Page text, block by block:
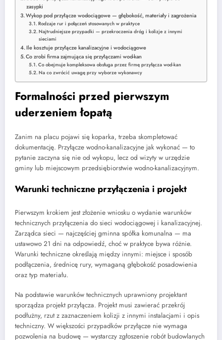
zasypki
Wykop pod przyłącze wodociągowe — głębokość, materiały i zagrożenia
Rodzaje rur i połączeń stosowanych w praktyce
Najtrudniejsze przypadki — przekroczenia dróg i kolizje z innymi
sieciami
Ile kosztuje przyłącze kanalizacyjne i wodociągowe
Co zrobi firma zajmująca się przyłączami wod-kan
Co obejmuje kompleksowa obsługa przez firmę przyłącza wod-kan
Na co zwrócić uwagę przy wyborze wykonawcy
Formalności przed pierwszym
uderzeniem łopatą
Zanim na placu pojawi się koparka, trzeba skompletować
dokumentację. Przyłącze wodno-kanalizacyjne jak wykonać — to
pytanie zaczyna się nie od wykopu, lecz od wizyty w urzędzie
gminy lub miejscowym przedsiębiorstwie wodno-kanalizacyjnym.
Warunki techniczne przyłączenia i projekt
Pierwszym krokiem jest złożenie wniosku o wydanie warunków
technicznych przyłączenia do sieci wodociągowej i kanalizacyjnej.
Zarządca sieci — najczęściej gminna spółka komunalna — ma
ustawowo 21 dni na odpowiedź, choć w praktyce bywa różnie.
Warunki techniczne określają między innymi: miejsce i sposób
podłączenia, średnicę rury, wymaganą głębokość posadowienia
oraz typ materiału.
Na podstawie warunków technicznych uprawniony projektant
sporządza projekt przyłącza. Projekt musi zawierać przekrój
podłużny, rzut z zaznaczeniem kolizji z innymi instalacjami i opis
techniczny. W większości przypadków przyłącze nie wymaga
pozwolenia na budowę — wystarczy zgłoszenie robót budowlanych